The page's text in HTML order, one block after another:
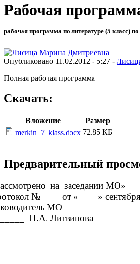
Рабочая
рабочая программа по литературе (5 класс) по
Опубликовано 11.02.2012 - 5:27 -
Полная рабочая программа
Скачать:
Вложение
Размер
merkin_7_klass.docx 72.85 КБ
Предварительный
на
№ от «____»
МО
Н.А.